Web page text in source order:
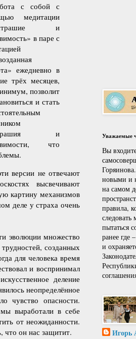
с собой с
медитации
и
в паре с
ежедневно в
трёх месяцев,
позволит
и стать
и
что
версии не отвечают
высвечивают
картину механизмов
деле у страха очень
эволюции множество
созданных
для человека время
и воспринимал
деление
неопределённое
чувство опасности.
выработали в себе
от неожиданности.
что он нас защитит.
Уважаемые
Вы
новыми и
на самом
правила,
пытаться
ранее где
и
Игорь